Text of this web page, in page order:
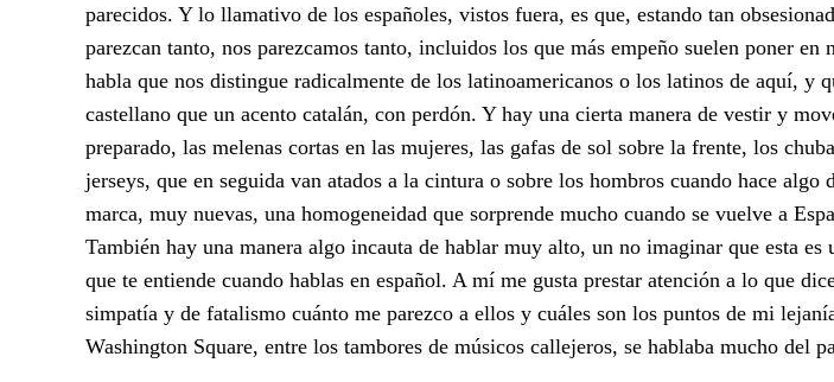
parecidos. Y lo llamativo de los españoles, vistos fuera, es que, estando tan
parezcan tanto, nos parezcamos tanto, incluidos los que más empeño suelen poner en
habla que nos distingue radicalmente de los latinoamericanos o los latinos de aquí, y
castellano que un acento catalán, con perdón. Y hay una cierta manera de vestir y
preparado, las melenas cortas en las mujeres, las gafas de sol sobre la frente, los
jerseys, que en seguida van atados a la cintura o sobre los hombros cuando hace algo
marca, muy nuevas, una homogeneidad que sorprende mucho cuando se vuelve a
También hay una manera algo incauta de hablar muy alto, un no imaginar que esta es
que te entiende cuando hablas en español. A mí me gusta prestar atención a lo que
simpatía y de fatalismo cuánto me parezco a ellos y cuáles son los puntos de mi
Washington Square, entre los tambores de músicos callejeros, se hablaba mucho del